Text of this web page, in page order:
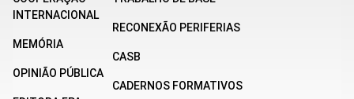
INTERNACIONAL
MEMÓRIA
OPINIÃO PÚBLICA
RECONEXÃO PERIFERIAS
CASB
CADERNOS FORMATIVOS